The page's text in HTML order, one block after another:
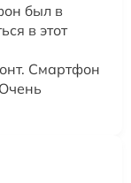
был в
в этот
Смартфон